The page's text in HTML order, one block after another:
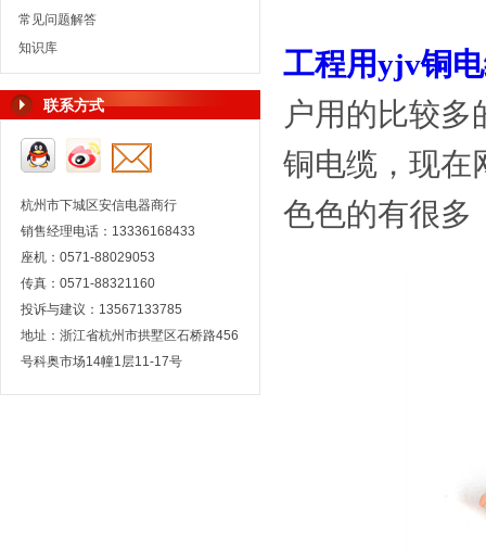
常见问题解答
知识库
联系方式
杭州市下城区安信电器商行
销售经理电话：13336168433
座机：0571-88029053
传真：0571-88321160
投诉与建议：13567133785
地址：浙江省杭州市拱墅区石桥路456
号科奥市场14幢1层11-17号
工程用yjv铜
户用的比较
铜电缆，现在
色色的有很多